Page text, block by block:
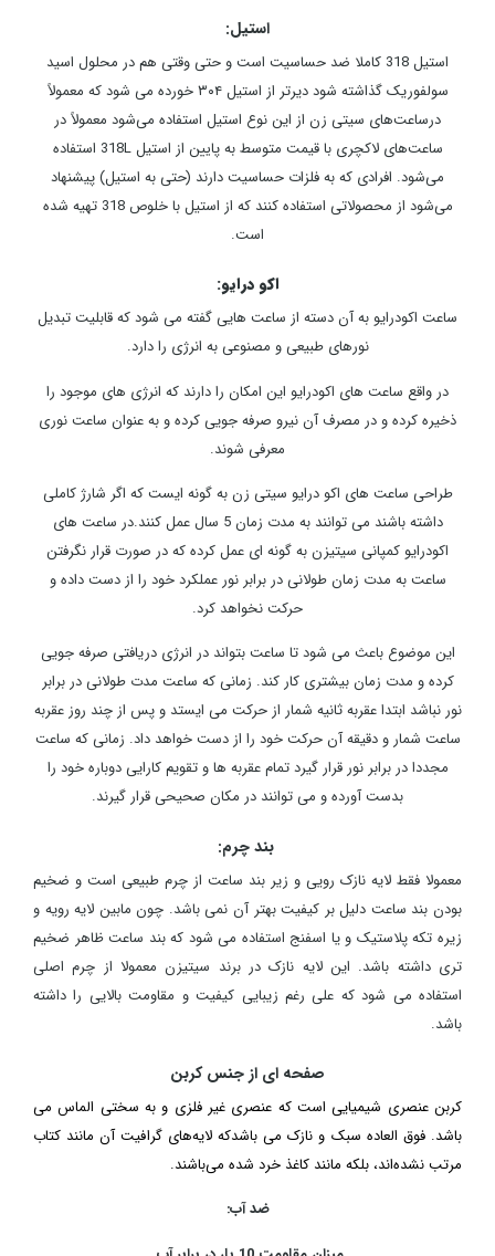
استیل:
استیل 318 کاملا ضد حساسیت است و حتی وقتی هم در محلول اسید
سولفوریک گذاشته شود دیرتر از استیل ۳۰۴ خورده می شود که معمولاً
درساعت‌های سیتی زن از این نوع استیل استفاده می‌شود معمولاً در
ساعت‌های لاکچری با قیمت متوسط به پایین از استیل 318L استفاده
می‌شود. افرادی که به فلزات حساسیت دارند (حتی به استیل) پیشنهاد
می‌شود از محصولاتی استفاده کنند که از استیل با خلوص 318 تهیه شده
است.
اکو درایو:
ساعت اکودرایو به آن دسته از ساعت هایی گفته می شود که قابلیت تبدیل
نورهای طبیعی و مصنوعی به انرژی را دارد.
در واقع ساعت های اکودرایو این امکان را دارند که انرژی های موجود را
ذخیره کرده و در مصرف آن نیرو صرفه جویی کرده و به عنوان ساعت نوری
معرفی شوند.
طراحی ساعت های اکو درایو سیتی زن به گونه ایست که اگر شارژ کاملی
داشته باشند می توانند به مدت زمان 5 سال عمل کنند.در ساعت های
اکودرایو کمپانی سیتیزن به گونه ای عمل کرده که در صورت قرار نگرفتن
ساعت به مدت زمان طولانی در برابر نور عملکرد خود را از دست داده و
حرکت نخواهد کرد.
این موضوع باعث می شود تا ساعت بتواند در انرژی دریافتی صرفه جویی
کرده و مدت زمان بیشتری کار کند. زمانی که ساعت مدت طولانی در برابر
نور نباشد ابتدا عقربه ثانیه شمار از حرکت می ایستد و پس از چند روز عقربه
ساعت شمار و دقیقه آن حرکت خود را از دست خواهد داد. زمانی که ساعت
مجددا در برابر نور قرار گیرد تمام عقربه ها و تقویم کارایی دوباره خود را
بدست آورده و می توانند در مکان صحیحی قرار گیرند.
بند چرم:
معمولا فقط لایه نازک رویی و زیر بند ساعت از چرم طبیعی است و ضخیم
بودن بند ساعت دلیل بر کیفیت بهتر آن نمی باشد. چون مابین لایه رویه و
زیره تکه پلاستیک و یا اسفنج استفاده می شود که بند ساعت ظاهر ضخیم
تری داشته باشد. این لایه نازک در برند سیتیزن معمولا از چرم اصلی
استفاده می شود که علی رغم زیبایی کیفیت و مقاومت بالایی را داشته
باشد.
صفحه ای از جنس کربن
کربن عنصری شیمیایی است که عنصری غیر فلزی و به سختی الماس می
باشد. فوق العاده سبک و نازک می باشدکه لایه‌های گرافیت آن مانند کتاب
مرتب نشده‌اند، بلکه مانند کاغذ خرد شده می‌باشند.
ضد آب: